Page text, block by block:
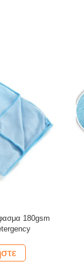
180gsm